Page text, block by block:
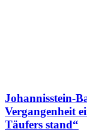
Johannisstein-
Vergangenheit
Täufers stand“